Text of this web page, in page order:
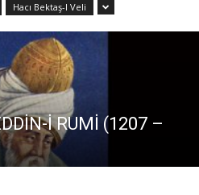
Hacı Bektaş-I Veli
İ RUMİ (1207 –